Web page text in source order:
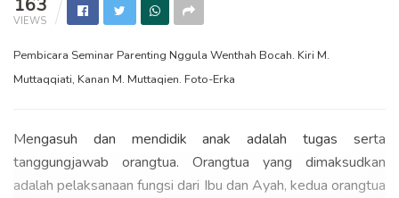
163
VIEWS
Pembicara Seminar Parenting Nggula Wenthah Bocah. Kiri M.
Muttaqqiati, Kanan M. Muttaqien. Foto-Erka
Mengasuh dan mendidik anak adalah tugas serta
tanggungjawab orangtua. Orangtua yang dimaksudkan
adalah pelaksanaan fungsi dari Ibu dan Ayah, kedua orangtua